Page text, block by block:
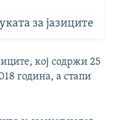
за јазиците
кој содржи 25
година, а стапи